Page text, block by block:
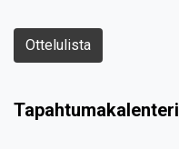
Ottelulista
Tapahtumakalenteri